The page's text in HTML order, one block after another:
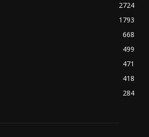
2724
1793
668
499
471
418
284